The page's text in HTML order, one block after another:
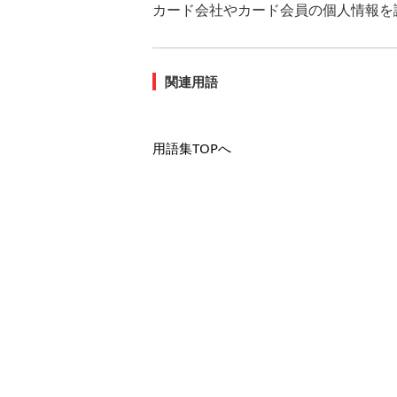
カード会社やカード会員の個人情報を
関連用語
用語集TOPへ